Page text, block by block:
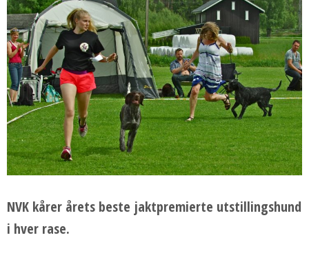
NVK kårer årets beste jaktpremierte utstillingshund
i hver rase.